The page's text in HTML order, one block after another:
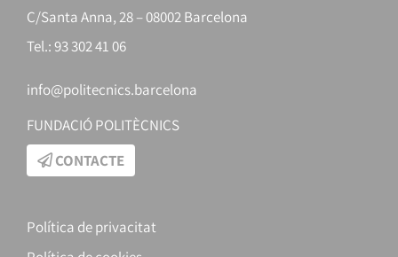
C/Santa Anna, 28 – 08002 Barcelona
Tel.: 93 302 41 06
info@politecnics.barcelona
FUNDACIÓ POLITÈCNICS
CONTACTE
Política de privacitat